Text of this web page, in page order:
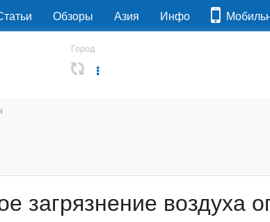
Обзоры Азия Инфо
Город
загрязнение воздуха